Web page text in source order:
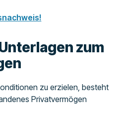
zum
zu erzielen, besteht
Privatvermögen